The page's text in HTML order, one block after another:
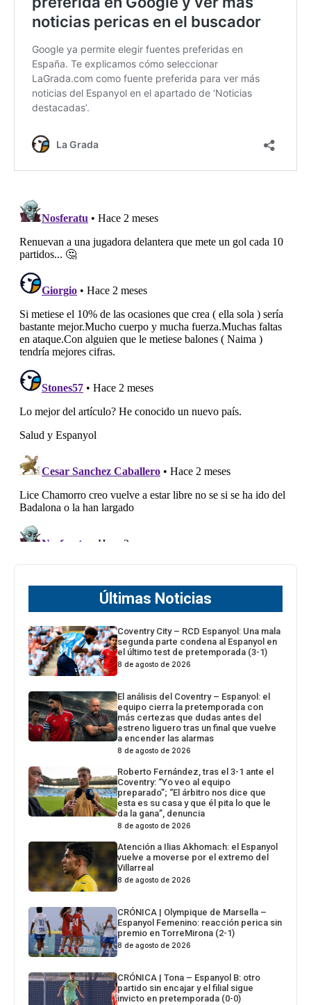
Últimas Noticias
Coventry City – RCD Espanyol: Una mala
segunda parte condena al Espanyol en
el último test de pretemporada (3-1)
8 de agosto de 2026
El análisis del Coventry – Espanyol: el
equipo cierra la pretemporada con
más certezas que dudas antes del
estreno liguero tras un final que vuelve
a encender las alarmas
8 de agosto de 2026
Roberto Fernández, tras el 3-1 ante el
Coventry: “Yo veo al equipo
preparado”; “El árbitro nos dice que
esta es su casa y que él pita lo que le
da la gana”, denuncia
8 de agosto de 2026
Atención a Ilias Akhomach: el Espanyol
vuelve a moverse por el extremo del
Villarreal
8 de agosto de 2026
CRÓNICA | Olympique de Marsella –
Espanyol Femenino: reacción perica sin
premio en TorreMirona (2-1)
8 de agosto de 2026
CRÓNICA | Tona – Espanyol B: otro
partido sin encajar y el filial sigue
invicto en pretemporada (0-0)